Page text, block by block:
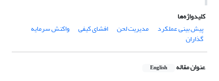
کلیدواژه‌ها
پیش بینی عملکرد
مدیریت لحن افشای کیفی واکنش سرمایه
گذاران
عنوان مقاله English